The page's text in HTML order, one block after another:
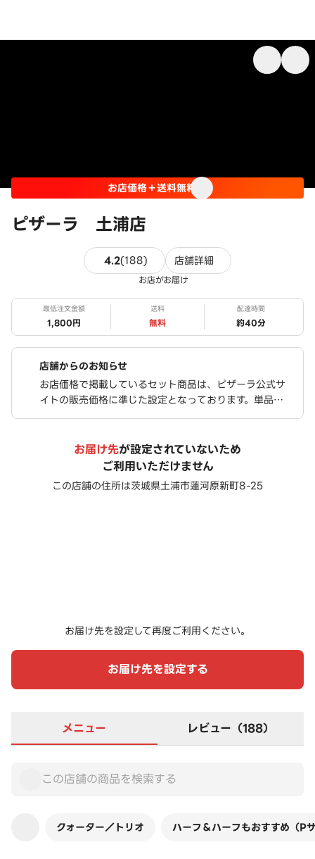
ピザーラ 土浦店
お店価格＋送料無料
4.2(188) 188件のレビュー
店舗詳細
お店がお届け
最低注文金額
1,800円
送料
無料
配達時間
約40分
店舗からのお知らせ
お店価格で掲載しているセット商品は、ピザーラ公式サ
イトの販売価格に準じた設定となっております。単品を
個別に注文されるよりも、お得な価格でご購入いただけ
お届け先が設定されていないため
ご利用いただけません
この店舗の住所は茨城県土浦市蓮河原新町8-25
お届け先を設定して再度ご利用ください。
お届け先を設定する
メニュー レビュー（188）
クォーター／トリオ ハーフ＆ハーフもおすすめ（P